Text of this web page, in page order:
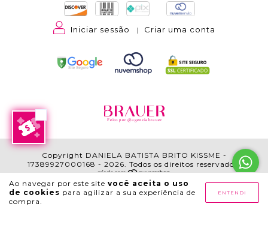
Ao navegar por este site você aceita o uso
de cookies para agilizar a sua experiência de
compra.
ENTENDI
Iniciar sessão | Criar uma conta
Feito por @agenciabrauer
Copyright DANIELA BATISTA BRITO KISSME -
17389927000168 - 2026. Todos os direitos reservados.
AJUDA